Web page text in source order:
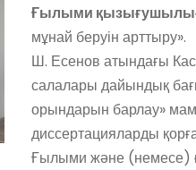
Ғылыми
мұнай беруін арттыру».
Ш. Есенов атындағы
салалары дайындық
орындарын барлау»
диссертацияларды
Ғылыми және (немесе)